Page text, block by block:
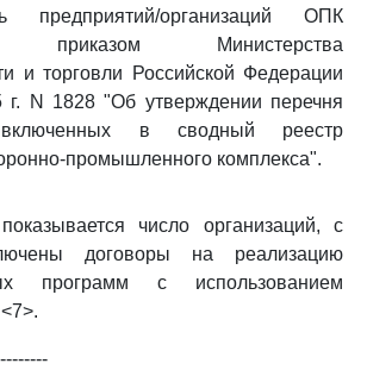
предприятий/организаций ОПК
приказом Министерства
и торговли Российской Федерации
N 1828 "Об утверждении перечня
включенных в сводный реестр
промышленного комплекса".
число организаций, с
договоры на реализацию
программ с использованием